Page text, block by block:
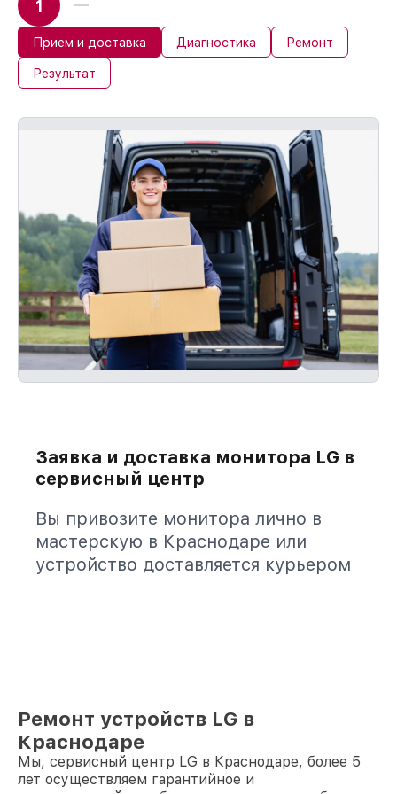
1
Прием и доставка Диагностика Ремонт
Результат
Заявка и доставка монитора LG в
сервисный центр
Вы привозите монитора лично в
мастерскую в Краснодаре или
устройство доставляется курьером
Ремонт устройств LG в
Краснодаре
Мы, сервисный центр LG в Краснодаре, более 5
лет осуществляем гарантийное и